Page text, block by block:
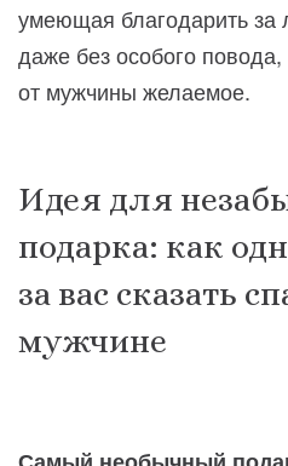
умеющая благодарить за
даже без особого повода,
от мужчины желаемое.
Идея для
подарка: как
за вас сказать
мужчине